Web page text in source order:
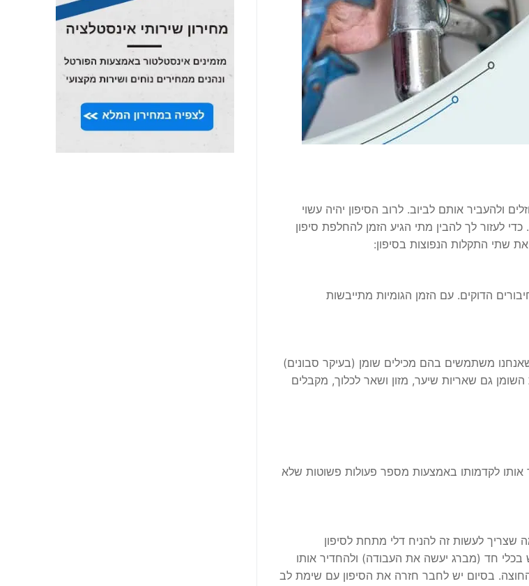
ולהעביר אותם לביוב. לרוב הסיפון יהיה עשוי
לעזור לך להבין מתי הגיע הזמן להחלפת סיפון
שתי התקלות הנפוצות בסיפון:
הדוקים. עם הזמן הגומיות מתייבשות
משתמשים בהם מכילים שומן (בעיקר סבונים)
גם שאריות שיער, מזון ושאר לכלוך, מקבלים
אותו לקדמותו באמצעות מספר פעולות פשוטות שלא
שצריך לעשות זה להניח דלי מתחת לסיפון
חד (מברג יעשה את העבודה) ולהחדיר אותו
החוצה. בסיום יש לחבר חזרה את הסיפון עם שימת לב